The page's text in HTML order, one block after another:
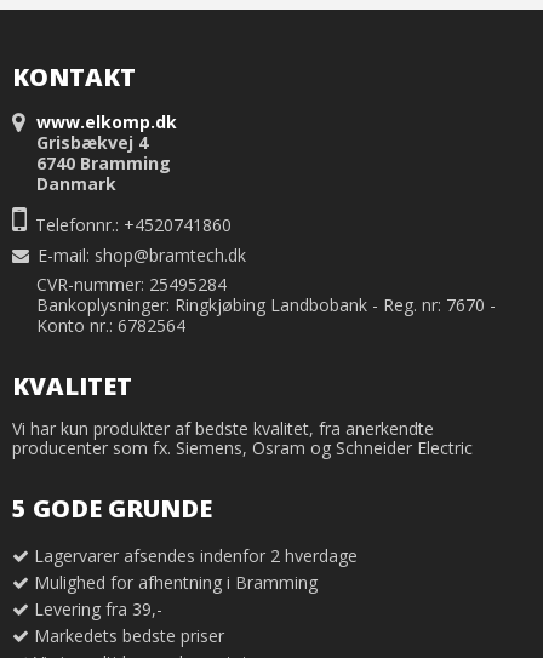
KONTAKT
www.elkomp.dk
Grisbækvej 4
6740 Bramming
Danmark
Telefonnr.: +4520741860
E-mail: shop@bramtech.dk
CVR-nummer: 25495284
Bankoplysninger: Ringkjøbing Landbobank - Reg. nr: 7670 -
Konto nr.: 6782564
KVALITET
Vi har kun produkter af bedste kvalitet, fra anerkendte
producenter som fx. Siemens, Osram og Schneider Electric
5 GODE GRUNDE
Lagervarer afsendes indenfor 2 hverdage
Mulighed for afhentning i Bramming
Levering fra 39,-
Markedets bedste priser